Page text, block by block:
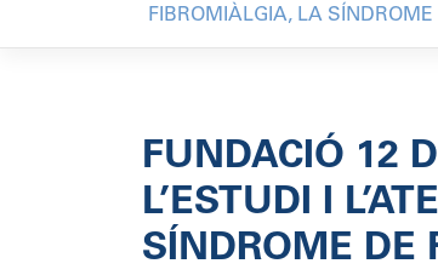
FIBROMIÀLGIA, LA
FUNDACIÓ 12
L’ESTUDI I
SÍNDROME DE